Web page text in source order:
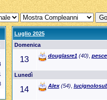
Luglio 2025
Domenica
13 douglasre1(40),
Lunedì
14 Alex(54),